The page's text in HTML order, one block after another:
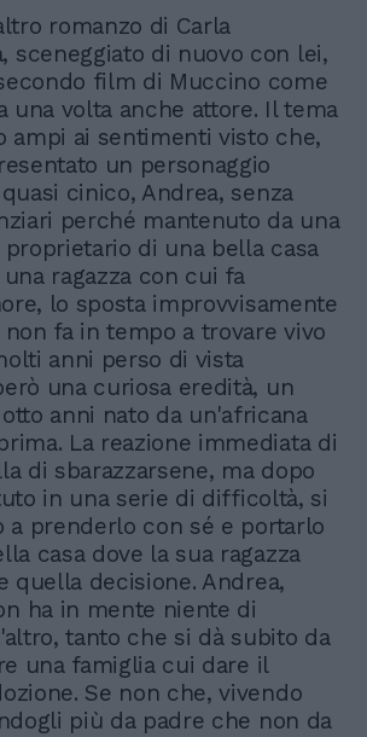
romanzo di Carla
sceneggiato di nuovo con lei,
film di Muccino come
una volta anche attore. Il tema
ampi ai sentimenti visto che,
un personaggio
cinico, Andrea, senza
perché mantenuto da una
di una bella casa
ragazza con cui fa
lo sposta improvvisamente
non fa in tempo a trovare vivo
anni perso di vista
una curiosa eredità, un
anni nato da un'africana
La reazione immediata di
di sbarazzarsene, ma dopo
in una serie di difficoltà, si
a prenderlo con sé e portarlo
casa dove la sua ragazza
quella decisione. Andrea,
ha in mente niente di
tanto che si dà subito da
una famiglia cui dare il
Se non che, vivendo
più da padre che non da